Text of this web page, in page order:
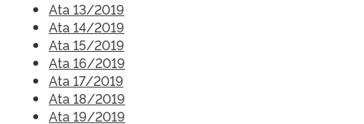
Ata 13/2019
Ata 14/2019
Ata 15/2019
Ata 16/2019
Ata 17/2019
Ata 18/2019
Ata 19/2019